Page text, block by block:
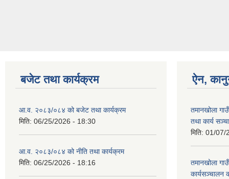
बजेट तथा कार्यक्रम
आ.व. २०८३/०८४ को बजेट तथा कार्यक्रम
मिति: 06/25/2026 - 18:30
आ.व. २०८३/०८४ को नीति तथा कार्यक्रम
मिति: 06/25/2026 - 18:16
ऐन,
तमानखोला
तथा कार्य
मिति: 01/07/
तमानखोला
कार्यसञ्चालन